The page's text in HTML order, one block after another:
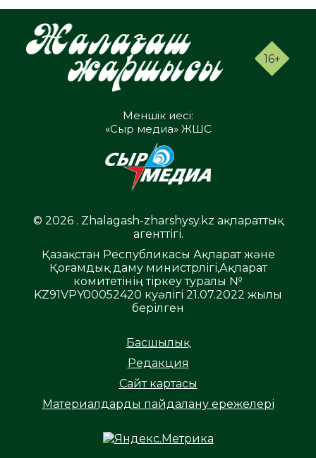
16+
Меншік иесі:
«Сыр медиа» ЖШС
© 2026 . Zhalagash-zharshysy.kz ақпараттық
агенттігі.
Қазақстан Республикасы Ақпарат және
Қоғамдық даму министрлігі,Ақпарат
комитетінің тіркеу туралы №
KZ91VPY00052420 куәлігі 21.07.2022 жылы
берілген
Басшылық
Редакция
Сайт картасы
Материалдарды пайдалану ережелері